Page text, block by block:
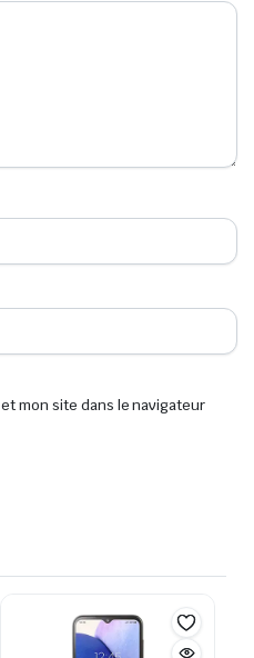
mon site dans le navigateur